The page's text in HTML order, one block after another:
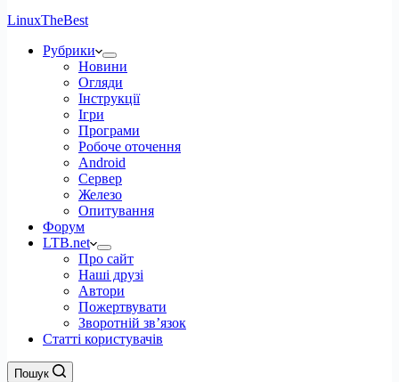
LinuxTheBest
Рубрики
Новини
Огляди
Інструкції
Ігри
Програми
Робоче оточення
Android
Сервер
Железо
Опитування
Форум
LTB.net
Про сайт
Наші друзі
Автори
Пожертвувати
Зворотній зв’язок
Статті користувачів
Пошук